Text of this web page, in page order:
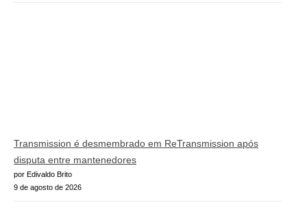
Transmission é desmembrado em ReTransmission após
disputa entre mantenedores
por Edivaldo Brito
9 de agosto de 2026